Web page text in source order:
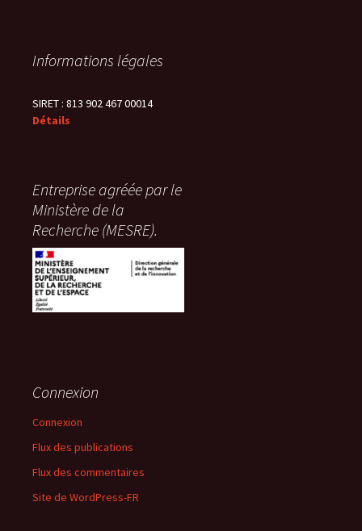
Informations légales
SIRET : 813 902 467 00014
Détails
Entreprise agréée par le
Ministère de la
Recherche (MESRE).
Connexion
Connexion
Flux des publications
Flux des commentaires
Site de WordPress-FR